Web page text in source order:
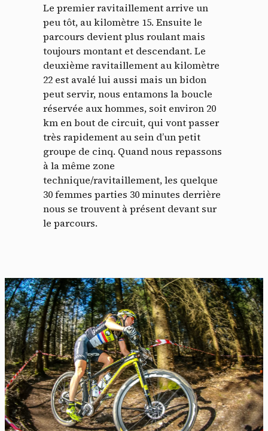
Le premier ravitaillement arrive un
peu tôt, au kilomètre 15. Ensuite le
parcours devient plus roulant mais
toujours montant et descendant. Le
deuxième ravitaillement au kilomètre
22 est avalé lui aussi mais un bidon
peut servir, nous entamons la boucle
réservée aux hommes, soit environ 20
km en bout de circuit, qui vont passer
très rapidement au sein d’un petit
groupe de cinq. Quand nous repassons
à la même zone
technique/ravitaillement, les quelque
30 femmes parties 30 minutes derrière
nous se trouvent à présent devant sur
le parcours.